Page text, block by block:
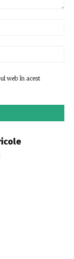
web în acest